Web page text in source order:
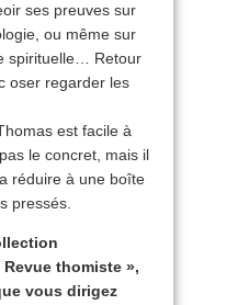
ses preuves sur
ou même sur
spirituelle… Retour
oser regarder les
est facile à
le concret, mais il
réduire à une boîte
pressés.
thomiste »,
vous dirigez